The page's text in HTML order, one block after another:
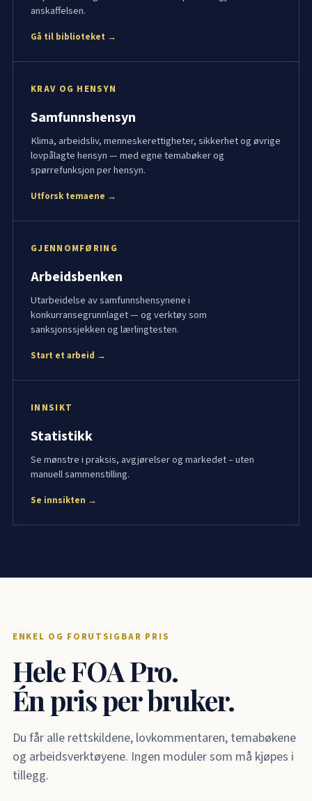
anskaffelsen.
Gå til biblioteket →
KRAV OG HENSYN
Samfunnshensyn
Klima, arbeidsliv, menneskerettigheter, sikkerhet og øvrige
lovpålagte hensyn — med egne temabøker og
spørrefunksjon per hensyn.
Utforsk temaene →
GJENNOMFØRING
Arbeidsbenken
Utarbeidelse av samfunnshensynene i
konkurransegrunnlaget — og verktøy som
sanksjonssjekken og lærlingtesten.
Start et arbeid →
INNSIKT
Statistikk
Se mønstre i praksis, avgjørelser og markedet – uten
manuell sammenstilling.
Se innsikten →
ENKEL OG FORUTSIGBAR PRIS
Hele FOA Pro.
Én pris per bruker.
Du får alle rettskildene, lovkommentaren, temabøkene
og arbeidsverktøyene. Ingen moduler som må kjøpes i
tillegg.